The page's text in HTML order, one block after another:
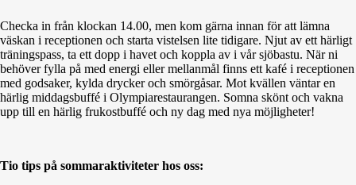
Checka in från klockan 14.00, men kom gärna innan för att lämna
väskan i receptionen och starta vistelsen lite tidigare. Njut av ett härligt
träningspass, ta ett dopp i havet och koppla av i vår sjöbastu. När ni
behöver fylla på med energi eller mellanmål finns ett kafé i receptionen
med godsaker, kylda drycker och smörgåsar. Mot kvällen väntar en
härlig middagsbuffé i Olympiarestaurangen. Somna skönt och vakna
upp till en härlig frukostbuffé och ny dag med nya möjligheter!
Tio tips på sommaraktiviteter hos oss: